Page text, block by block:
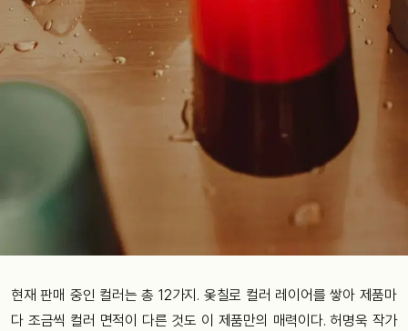
현재 판매 중인 컬러는 총 12가지. 옻칠로 컬러 레이어를 쌓아 제품마
다 조금씩 컬러 면적이 다른 것도 이 제품만의 매력이다. 허명욱 작가